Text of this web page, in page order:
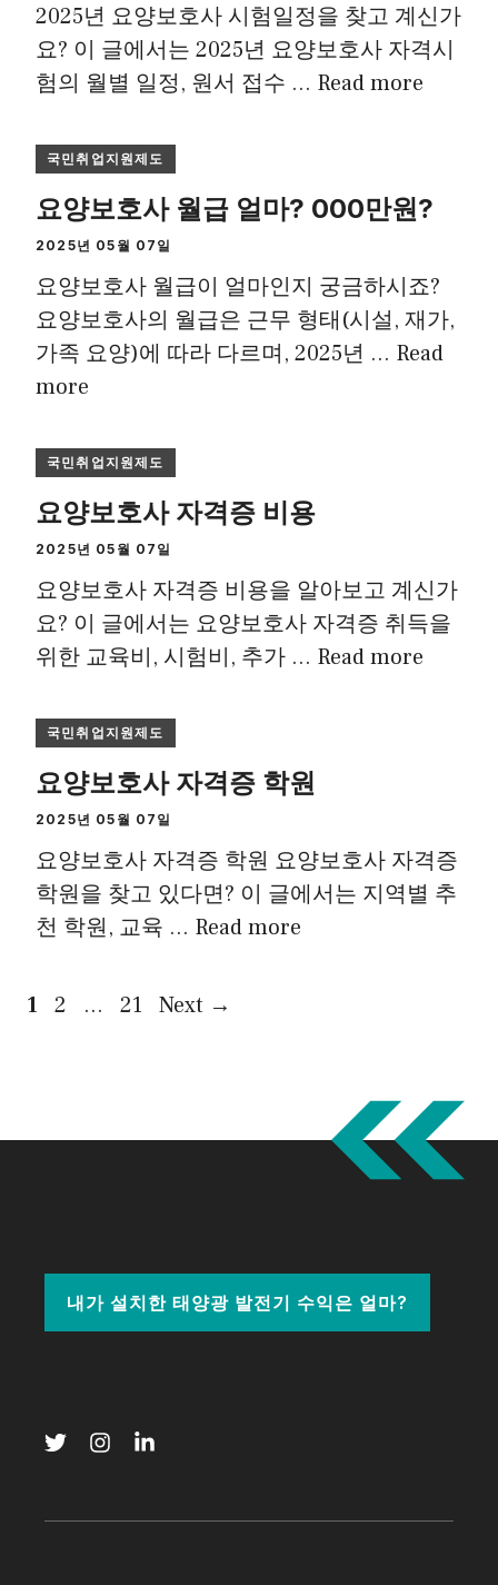
2025년 요양보호사 시험일정을 찾고 계신가
요? 이 글에서는 2025년 요양보호사 자격시
험의 월별 일정, 원서 접수 … Read more
국민취업지원제도
요양보호사 월급 얼마? 000만원?
2025년 05월 07일
요양보호사 월급이 얼마인지 궁금하시죠?
요양보호사의 월급은 근무 형태(시설, 재가,
가족 요양)에 따라 다르며, 2025년 … Read
more
국민취업지원제도
요양보호사 자격증 비용
2025년 05월 07일
요양보호사 자격증 비용을 알아보고 계신가
요? 이 글에서는 요양보호사 자격증 취득을
위한 교육비, 시험비, 추가 … Read more
국민취업지원제도
요양보호사 자격증 학원
2025년 05월 07일
요양보호사 자격증 학원 요양보호사 자격증
학원을 찾고 있다면? 이 글에서는 지역별 추
천 학원, 교육 … Read more
Page
1 Page
2 … Page
21 Next →
내가 설치한 태양광 발전기 수익은 얼마?